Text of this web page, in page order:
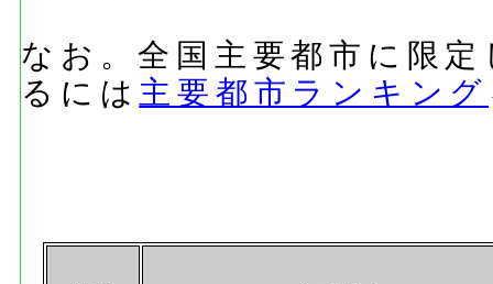
なお。全国主要都市に限
るには 主要都市ランキング